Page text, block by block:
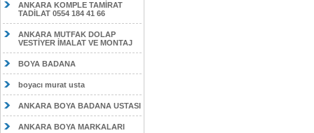
ANKARA KOMPLE TAMİRAT
TADİLAT 0554 184 41 66
ANKARA MUTFAK DOLAP
VESTİYER İMALAT VE MONTAJ
BOYA BADANA
boyacı murat usta
ANKARA BOYA BADANA USTASI
ANKARA BOYA MARKALARI